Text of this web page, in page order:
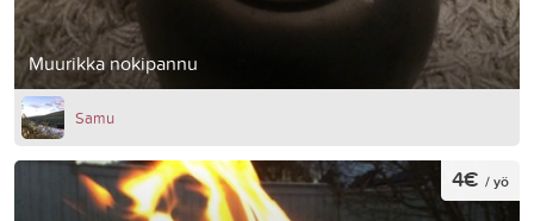
Muurikka nokipannu
Samu
4€ / yö